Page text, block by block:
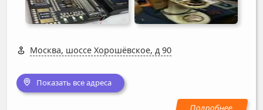
Москва, шоссе Хорошёвское, д 90
Показать все адреса